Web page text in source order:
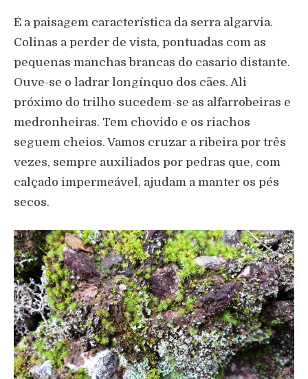
É a paisagem característica da serra algarvia.
Colinas a perder de vista, pontuadas com as
pequenas manchas brancas do casario distante.
Ouve-se o ladrar longínquo dos cães. Ali
próximo do trilho sucedem-se as alfarrobeiras e
medronheiras. Tem chovido e os riachos
seguem cheios. Vamos cruzar a ribeira por três
vezes, sempre auxiliados por pedras que, com
calçado impermeável, ajudam a manter os pés
secos.